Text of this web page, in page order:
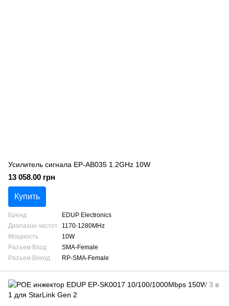
Усилитель сигнала EP-AB035 1.2GHz 10W
13 058.00 грн
Купить
Бренд
EDUP Electronics
Диапазон частот
1170-1280MHz
Мощность
10W
Разъем Вход
SMA-Female
Разъем Виход
RP-SMA-Female